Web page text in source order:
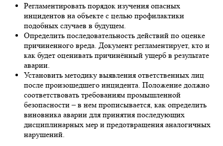
Регламентировать порядок изучения опасных
инцидентов на объекте с целью профилактики
подобных случаев в будущем.
Определить последовательность действий по оценке
причиненного вреда. Документ регламентирует, кто и
как будет оценивать причинённый ущерб в результате
аварии.
Установить методику выявления ответственных лиц
после произошедшего инцидента. Положение должно
соответствовать требованиям промышленной
безопасности – в нем прописывается, как определить
виновника аварии для принятия последующих
дисциплинарных мер и предотвращения аналогичных
нарушений.